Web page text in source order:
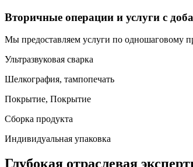
Вторичные операции и услуги с
Мы предоставляем услуги по одношаговому
Ультразвуковая сварка
Шелкография, тампопечать
Покрытие, Покрытие
Сборка продукта
Индивидуальная упаковка
Глубокая отраслевая